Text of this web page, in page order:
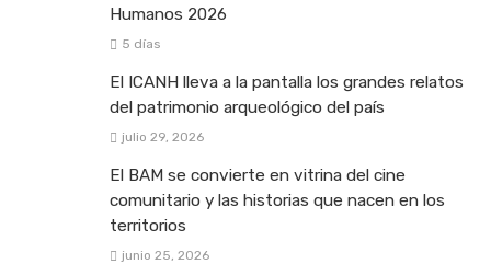
Humanos 2026
5 días
El ICANH lleva a la pantalla los grandes relatos
del patrimonio arqueológico del país
julio 29, 2026
El BAM se convierte en vitrina del cine
comunitario y las historias que nacen en los
territorios
junio 25, 2026